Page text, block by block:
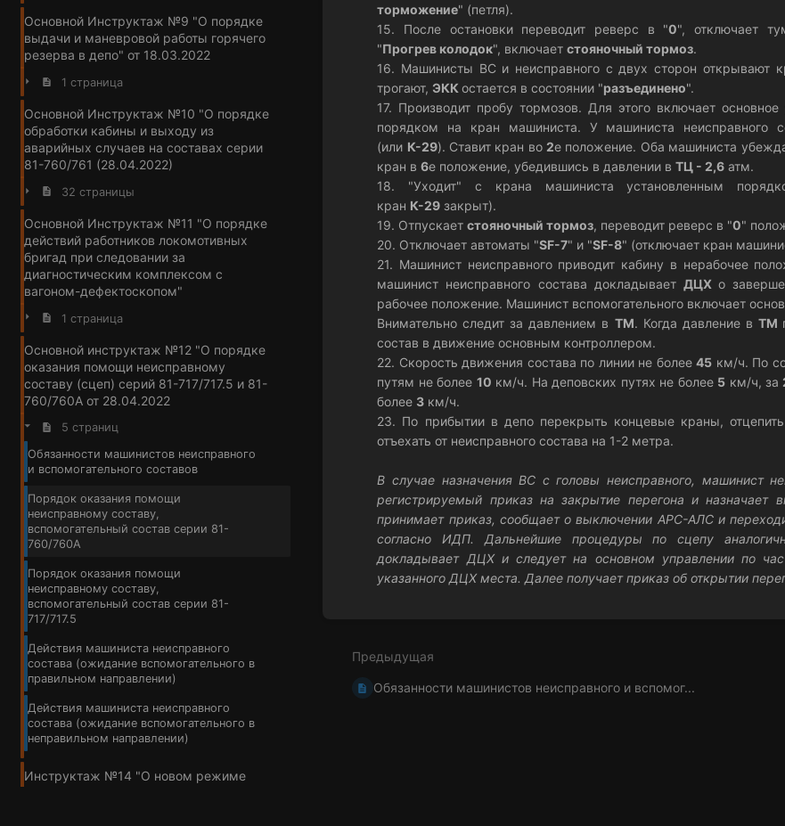
Основной Инструктаж №9 "О порядке
выдачи и маневровой работы горячего
резерва в депо" от 18.03.2022
1 страница
Основной Инструктаж №10 "О порядке
обработки кабины и выходу из
аварийных случаев на составах серии
81-760/761 (28.04.2022)
32 страницы
Основной Инструктаж №11 "О порядке
действий работников локомотивных
бригад при следовании за
диагностическим комплексом с
вагоном-дефектоскопом"
1 страница
Основной инструктаж №12 "О порядке
оказания помощи неисправному
составу (сцеп) серий 81-717/717.5 и 81-
760/760А от 28.04.2022
5 страниц
Обязанности машинистов неисправного
и вспомогательного составов
Порядок оказания помощи
неисправному составу,
вспомогательный состав серии 81-
760/760А
Порядок оказания помощи
неисправному составу,
вспомогательный состав серии 81-
717/717.5
Действия машиниста неисправного
состава (ожидание вспомогательного в
правильном направлении)
Действия машиниста неисправного
состава (ожидание вспомогательного в
неправильном направлении)
Инструктаж №14 "О новом режиме
торможение" (петля).
15. После остановки переводит реверс в "0", отключает
"Прогрев колодок", включаетстояночный тормоз.
16. Машинисты ВС и неисправного с двух сторон открывают
трогают, ЭККостается в состоянии "разъединено".
17. Производит пробу тормозов. Для этого включает
порядком на кран машиниста. У машиниста неисправного
(или К-29). Ставит кран во2е положение. Оба машиниста
кран в6е положение, убедившись в давлении вТЦ - 2,6 атм.
18. "Уходит" с крана машиниста установленным
кран К-29 закрыт).
19. Отпускаетстояночный тормоз, переводит реверс в "0"
20. Отключает автоматы "SF-7" и "SF-8" (отключает кран
21. Машинист неисправного приводит кабину в нерабочее
машинист неисправного состава докладывает ДЦХо
рабочее положение. Машинист вспомогательного включает
Внимательно следит за давлением в ТМ. Когда давление в ТМ
состав в движение основным контроллером.
22. Скорость движения состава по линии не более45 км/ч. По
путям не более 10 км/ч. На деповских путях не более 5 км/ч, за
более 3 км/ч.
23. По прибытии в депо перекрыть концевые краны,
отъехать от неисправного состава на 1-2 метра.
В случае назначения ВС с головы неисправного, машинист
регистрируемый приказ на закрытие перегона и
принимает приказ, сообщает о выключении АРС-АЛС и
согласно ИДП. Дальнейшие процедуры по сцепу
докладывает ДЦХ и следует на основном управлении по
указанного ДЦХ места. Далее получает приказ об открытии
выбора
Предыдущая
Обязанности машинистов неисправного и вспомог...